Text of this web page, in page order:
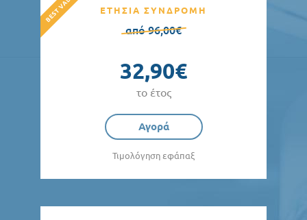
ΕΤΗΣΙΑ ΣΥΝΔΡΟΜΗ
από 96,00€
32,90€
το έτος
Αγορά
Τιμολόγηση εφάπαξ